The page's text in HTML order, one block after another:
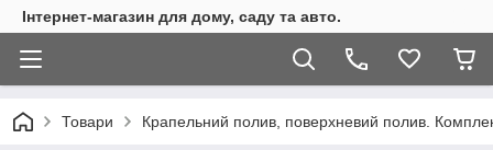
Інтернет-магазин для дому, саду та авто.
Товари Крапельний полив, поверхневий полив.